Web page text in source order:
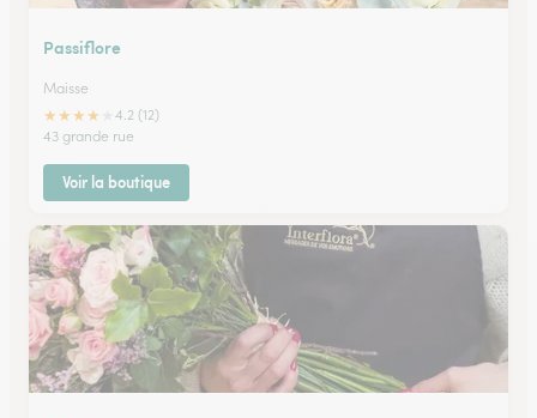
Passiflore
Maisse
★★★★
4.2 (12)
43 grande rue
Voir la boutique